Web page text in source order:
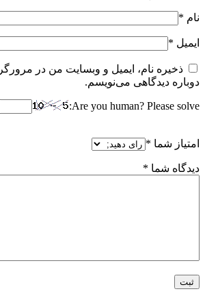
نام *
ایمیل *
ذخیره نام، ایمیل و وبسایت من در
دوباره دیدگاهی می‌نویسم.
Are you human? Please solve:
امتیاز شما *
دیدگاه شما *